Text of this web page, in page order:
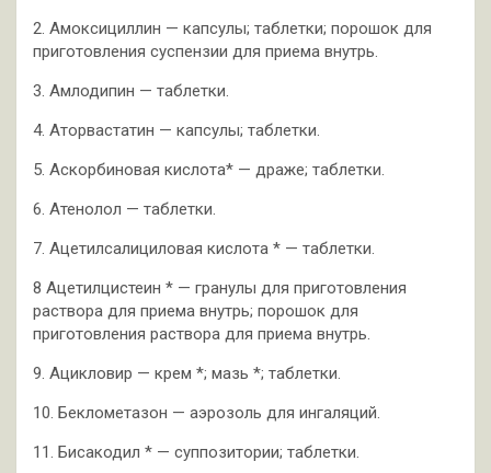
2. Амоксициллин — капсулы; таблетки; порошок для
приготовления суспензии для приема внутрь.
3. Амлодипин — таблетки.
4. Аторвастатин — капсулы; таблетки.
5. Аскорбиновая кислота* — драже; таблетки.
6. Атенолол — таблетки.
7. Ацетилсалициловая кислота * — таблетки.
8 Ацетилцистеин * — гранулы для приготовления
раствора для приема внутрь; порошок для
приготовления раствора для приема внутрь.
9. Ацикловир — крем *; мазь *; таблетки.
10. Беклометазон — аэрозоль для ингаляций.
11. Бисакодил * — суппозитории; таблетки.